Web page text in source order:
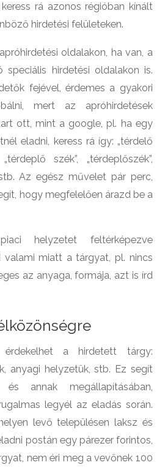
rá azonos régióban kínált
hirdetési felületeken.
oldalakon, ha van, a
speciális hirdetési oldalakon is.
fejével, érdemes a gyakori
mert az apróhirdetések
ott, mint a google, pl. ha egy
eladni, keress rá így: „térdelő
szék”, „térdeplőszék”,
stb. Az egész művelet pár perc,
hogy megfelelően árazd be a
helyzetet feltérképezve
valami miatt a tárgyat, pl. nincs
az anyaga, formája, azt is írd
a hirdetett tárgy:
anyagi helyzetük, stb. Ez segít
és annak megállapításában,
legyél az eladás során.
levő településen laksz és
postán egy párezer forintos,
nem éri meg a vevőnek 100